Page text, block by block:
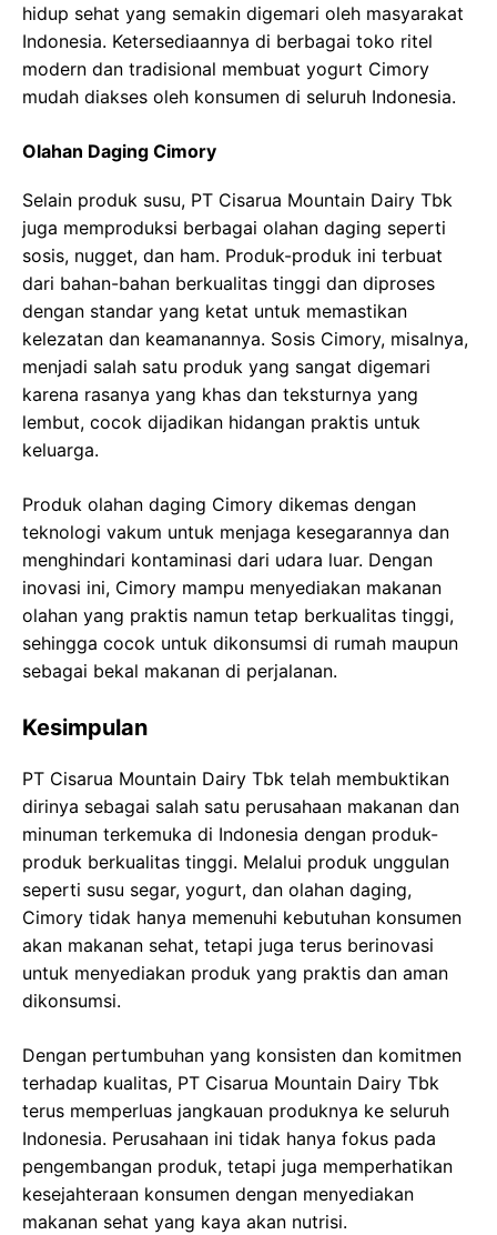
hidup sehat yang semakin digemari oleh masyarakat
Indonesia. Ketersediaannya di berbagai toko ritel
modern dan tradisional membuat yogurt Cimory
mudah diakses oleh konsumen di seluruh Indonesia.
Olahan Daging Cimory
Selain produk susu, PT Cisarua Mountain Dairy Tbk
juga memproduksi berbagai olahan daging seperti
sosis, nugget, dan ham. Produk-produk ini terbuat
dari bahan-bahan berkualitas tinggi dan diproses
dengan standar yang ketat untuk memastikan
kelezatan dan keamanannya. Sosis Cimory, misalnya,
menjadi salah satu produk yang sangat digemari
karena rasanya yang khas dan teksturnya yang
lembut, cocok dijadikan hidangan praktis untuk
keluarga.
Produk olahan daging Cimory dikemas dengan
teknologi vakum untuk menjaga kesegarannya dan
menghindari kontaminasi dari udara luar. Dengan
inovasi ini, Cimory mampu menyediakan makanan
olahan yang praktis namun tetap berkualitas tinggi,
sehingga cocok untuk dikonsumsi di rumah maupun
sebagai bekal makanan di perjalanan.
Kesimpulan
PT Cisarua Mountain Dairy Tbk telah membuktikan
dirinya sebagai salah satu perusahaan makanan dan
minuman terkemuka di Indonesia dengan produk-
produk berkualitas tinggi. Melalui produk unggulan
seperti susu segar, yogurt, dan olahan daging,
Cimory tidak hanya memenuhi kebutuhan konsumen
akan makanan sehat, tetapi juga terus berinovasi
untuk menyediakan produk yang praktis dan aman
dikonsumsi.
Dengan pertumbuhan yang konsisten dan komitmen
terhadap kualitas, PT Cisarua Mountain Dairy Tbk
terus memperluas jangkauan produknya ke seluruh
Indonesia. Perusahaan ini tidak hanya fokus pada
pengembangan produk, tetapi juga memperhatikan
kesejahteraan konsumen dengan menyediakan
makanan sehat yang kaya akan nutrisi.